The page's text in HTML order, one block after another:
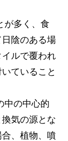
が多く、食
陰のある場
ルで覆われ
ていること
中の中心的
気の源とな
、植物、噴